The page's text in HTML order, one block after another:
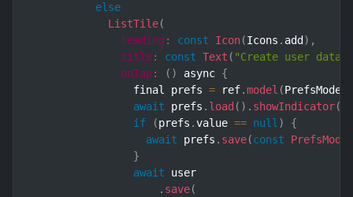
else
ListTile(
leading : const Icon(Icons . add ) ,
title: const Text ( "Create user data"
onTap: ( ) async {
                final prefs
= ref.model (PrefsModel
await prefs . load ( ) . showIndicator(
if
(prefs .value == null)
{
await prefs . save(const
PrefsModel
}
await user
. save(